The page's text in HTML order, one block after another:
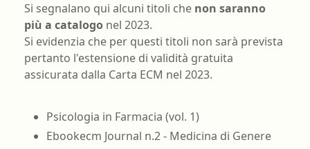
Si segnalano qui alcuni titoli che non saranno
più a catalogonel 2023.
Si evidenzia che per questi titoli non sarà prevista
pertanto l'estensione di validità gratuita
assicurata dalla Carta ECM nel 2023.
Psicologia in Farmacia (vol. 1)
Ebookecm Journal n.2 - Medicina di Genere